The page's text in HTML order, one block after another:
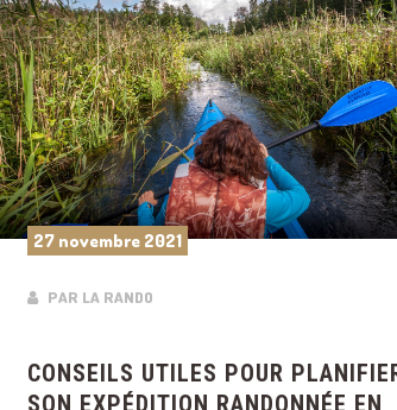
27 novembre 2021
PAR LA RANDO
CONSEILS UTILES POUR
SON EXPÉDITION RANDONNÉE EN